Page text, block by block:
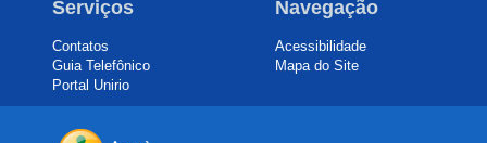
Serviços
Contatos
Guia Telefônico
Portal Unirio
Navegação
Acessibilidade
Mapa do Site